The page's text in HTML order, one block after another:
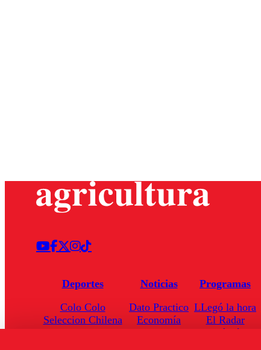
Deportes
Colo Colo
Seleccion Chilena
Noticias
Dato Practico
Economía
Programas
LLegó la hora
El Radar
Enfoqué Público